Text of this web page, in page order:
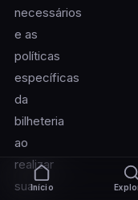
necessários
e as
políticas
específicas
da
bilheteria
ao
realizar
suaInício